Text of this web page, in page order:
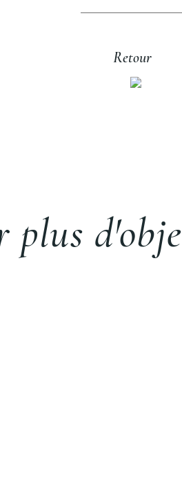
Retour
plus